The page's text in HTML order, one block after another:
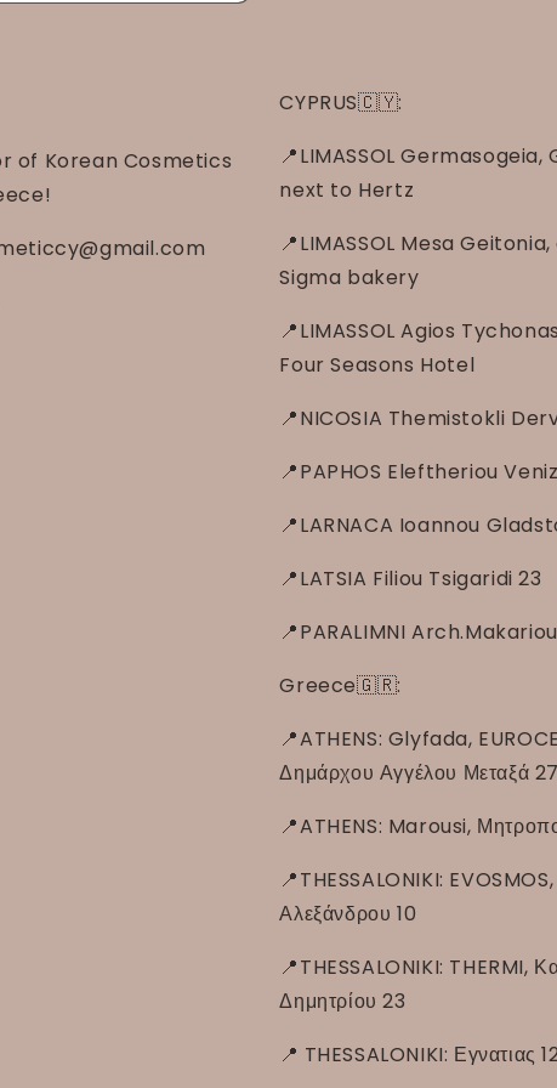
of Korean Cosmetics
CYPRUS🇨🇾:
📍LIMASSOL Germasogeia,
next to Hertz
📍LIMASSOL Mesa
Sigma bakery
📍LIMASSOL Agios
Four Seasons Hotel
📍NICOSIA Themistokli
📍PAPHOS Eleftheriou
📍LARNACA Ioannou
📍LATSIA Filiou Tsigaridi 23
📍PARALIMNI
Greece🇬🇷:
📍ATHENS: Glyfada,
Δημάρχου Αγγέλου Μεταξά 27
📍ATHENS: Marousi,
📍THESSALONIKI:
Αλεξάνδρου 10
📍THESSALONIKI: THERMI,
Δημητρίου 23
📍 THESSALONIKI: Εγνατιας